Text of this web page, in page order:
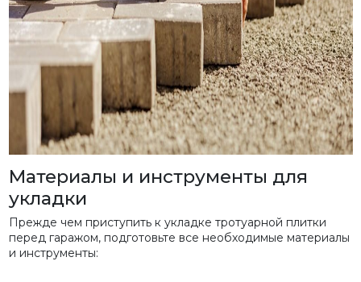
Материалы и инструменты для
укладки
Прежде чем приступить к укладке тротуарной плитки
перед гаражом, подготовьте все необходимые материалы
и инструменты: